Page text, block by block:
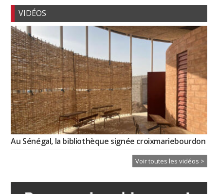
VIDÉOS
Au Sénégal, la bibliothèque signée croixmariebourdon
Voir toutes les vidéos >